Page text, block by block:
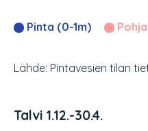
Pinta (0-1m)
Lähde: Pintavesien tilan
Talvi 1.12.-30.4.